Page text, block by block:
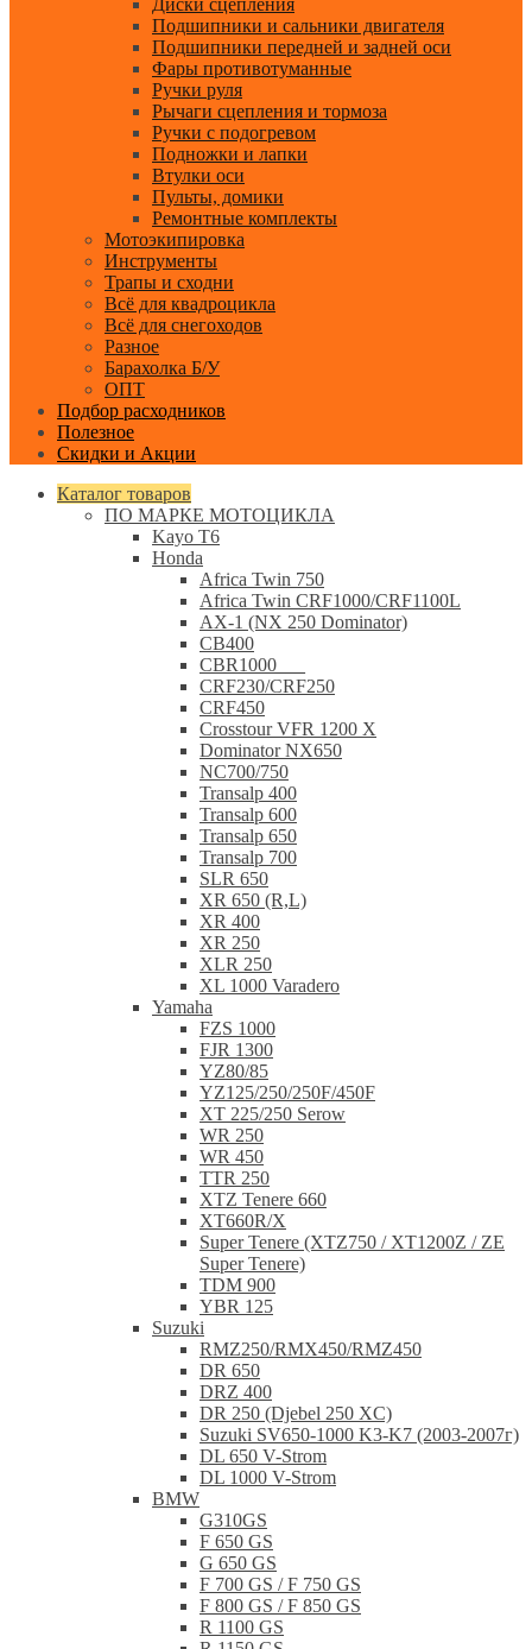
Диски сцепления
Подшипники и сальники двигателя
Подшипники передней и задней оси
Фары противотуманные
Ручки руля
Рычаги сцепления и тормоза
Ручки с подогревом
Подножки и лапки
Втулки оси
Пульты, домики
Ремонтные комплекты
Мотоэкипировка
Инструменты
Трапы и сходни
Всё для квадроцикла
Всё для снегоходов
Разное
Барахолка Б/У
ОПТ
Подбор расходников
Полезное
Скидки и Акции
Каталог товаров
ПО МАРКЕ МОТОЦИКЛА
Kayo T6
Honda
Africa Twin 750
Africa Twin CRF1000/CRF1100L
AX-1 (NX 250 Dominator)
CB400
CBR1000___
CRF230/CRF250
CRF450
Crosstour VFR 1200 X
Dominator NX650
NC700/750
Transalp 400
Transalp 600
Transalp 650
Transalp 700
SLR 650
XR 650 (R,L)
XR 400
XR 250
XLR 250
XL 1000 Varadero
Yamaha
FZS 1000
FJR 1300
YZ80/85
YZ125/250/250F/450F
XT 225/250 Serow
WR 250
WR 450
TTR 250
XTZ Tenere 660
XT660R/X
Super Tenere (XTZ750 / XT1200Z / ZE
Super Tenere)
TDM 900
YBR 125
Suzuki
RMZ250/RMX450/RMZ450
DR 650
DRZ 400
DR 250 (Djebel 250 XC)
Suzuki SV650-1000 K3-K7 (2003-2007г)
DL 650 V-Strom
DL 1000 V-Strom
BMW
G310GS
F 650 GS
G 650 GS
F 700 GS / F 750 GS
F 800 GS / F 850 GS
R 1100 GS